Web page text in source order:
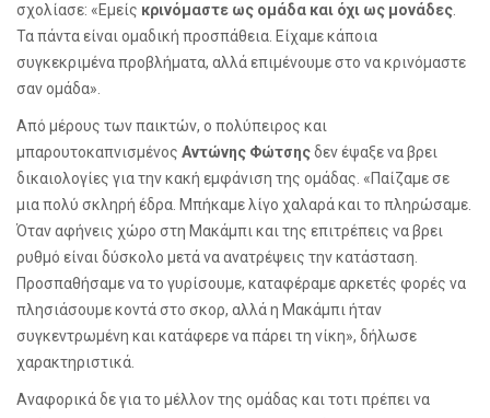
σχολίασε: «Εμείς κρινόμαστε ως ομάδα και όχι ως μονάδες
Τα πάντα είναι ομαδική προσπάθεια. Είχαμε κάποια
συγκεκριμένα προβλήματα, αλλά επιμένουμε στο να κρινόμαστε
σαν ομάδα».
Από μέρους των παικτών, ο πολύπειρος και
μπαρουτοκαπνισμένος Αντώνης Φώτσηςδεν έψαξε να βρει
δικαιολογίες για την κακή εμφάνιση της ομάδας. «Παίζαμε σε
μια πολύ σκληρή έδρα. Μπήκαμε λίγο χαλαρά και το πληρώσαμε.
Όταν αφήνεις χώρο στη Μακάμπι και της επιτρέπεις να βρει
ρυθμό είναι δύσκολο μετά να ανατρέψεις την κατάσταση.
Προσπαθήσαμε να το γυρίσουμε, καταφέραμε αρκετές φορές να
πλησιάσουμε κοντά στο σκορ, αλλά η Μακάμπι ήταν
συγκεντρωμένη και κατάφερε να πάρει τη νίκη», δήλωσε
χαρακτηριστικά.
Αναφορικά δε για το μέλλον της ομάδας και τοτι πρέπει να